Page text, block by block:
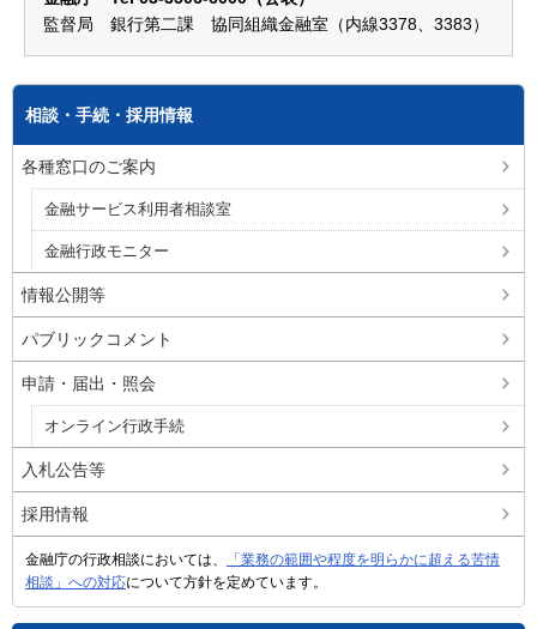
監督局 銀行第二課 協同組織金融室（内線3378、3383）
相談・手続・採用情報
各種窓口のご案内
金融サービス利用者相談室
金融行政モニター
情報公開等
パブリックコメント
申請・届出・照会
オンライン行政手続
入札公告等
採用情報
金融庁の行政相談においては、
「業務の範囲や程度を明らかに超える苦情
相談」への対応について方針を定めています。